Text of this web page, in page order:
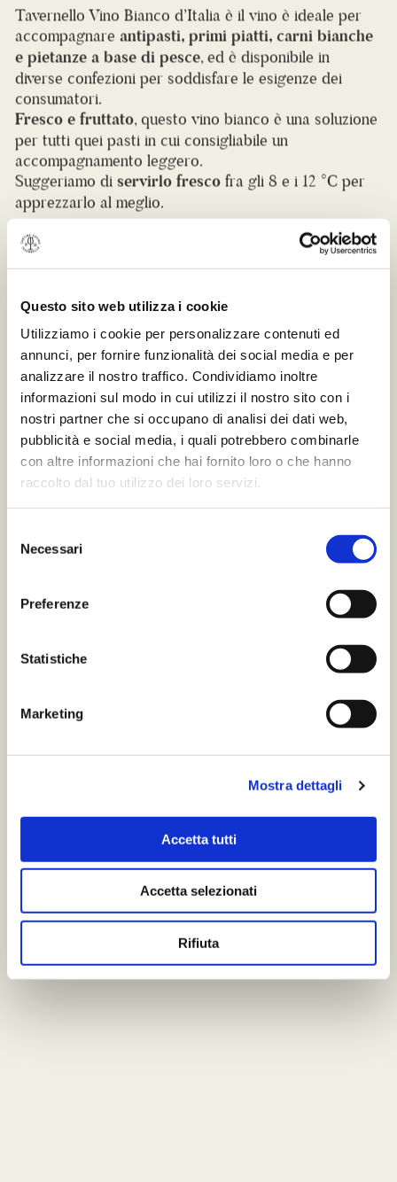
Questo sito web utilizza i cookie
Utilizziamo i cookie per personalizzare contenuti ed
annunci, per fornire funzionalità dei social media e per
analizzare il nostro traffico. Condividiamo inoltre
informazioni sul modo in cui utilizzi il nostro sito con i
nostri partner che si occupano di analisi dei dati web,
pubblicità e social media, i quali potrebbero combinarle
con altre informazioni che hai fornito loro o che hanno
raccolto dal tuo utilizzo dei loro servizi.
delNecessari
Preferenze
Statistiche
Marketing
Mostra dettagli
Accetta tutti
Accetta selezionati
Rifiuta
Tavernello Vino Bianco d’Italia è il vino è ideale per
accompagnare antipasti, primi piatti, carni bianche
e pietanze a base di pesce , ed è disponibile in
diverse confezioni per soddisfare le esigenze dei
consumatori.
Fresco e fruttato , questo vino bianco è una soluzione
per tutti quei pasti in cui consigliabile un
accompagnamento leggero.
Suggeriamo diservirlo fresco fra gli 8 e i 12 °C per
apprezzarlo al meglio.
Brick 1L (10,5% VOL.)
DISPONIBILE ANCHE
Brick 250ml
Brick 1,5l
Baginbox 3l e 5l
Bottiglia 750ml